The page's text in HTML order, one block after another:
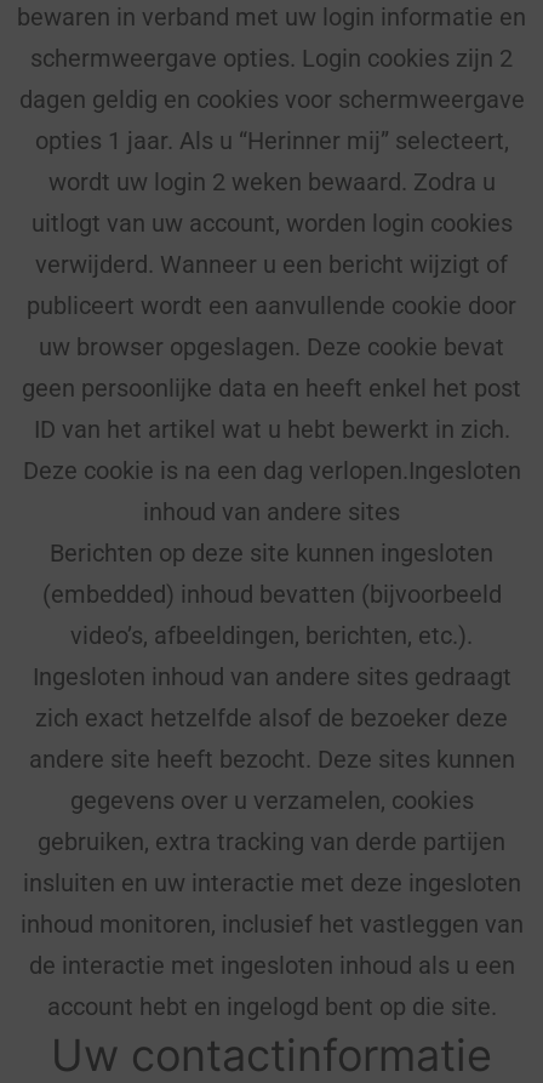
bewaren in verband met uw login informatie en
schermweergave opties. Login cookies zijn 2
dagen geldig en cookies voor schermweergave
opties 1 jaar. Als u “Herinner mij” selecteert,
wordt uw login 2 weken bewaard. Zodra u
uitlogt van uw account, worden login cookies
verwijderd. Wanneer u een bericht wijzigt of
publiceert wordt een aanvullende cookie door
uw browser opgeslagen. Deze cookie bevat
geen persoonlijke data en heeft enkel het post
ID van het artikel wat u hebt bewerkt in zich.
Deze cookie is na een dag verlopen.Ingesloten
inhoud van andere sites
Berichten op deze site kunnen ingesloten
(embedded) inhoud bevatten (bijvoorbeeld
video’s, afbeeldingen, berichten, etc.).
Ingesloten inhoud van andere sites gedraagt
zich exact hetzelfde alsof de bezoeker deze
andere site heeft bezocht. Deze sites kunnen
gegevens over u verzamelen, cookies
gebruiken, extra tracking van derde partijen
insluiten en uw interactie met deze ingesloten
inhoud monitoren, inclusief het vastleggen van
de interactie met ingesloten inhoud als u een
account hebt en ingelogd bent op die site.
Uw contactinformatie